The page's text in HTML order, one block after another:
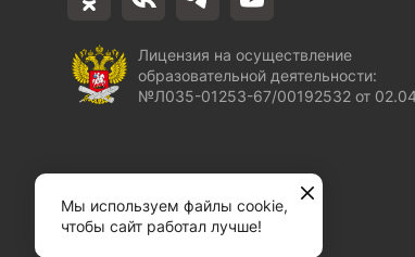
Лицензия на осуществление
образовательной деятельности:
№Л035-01253-67/00192532 от
Мы используем файлы cookie,
чтобы сайт работал лучше!